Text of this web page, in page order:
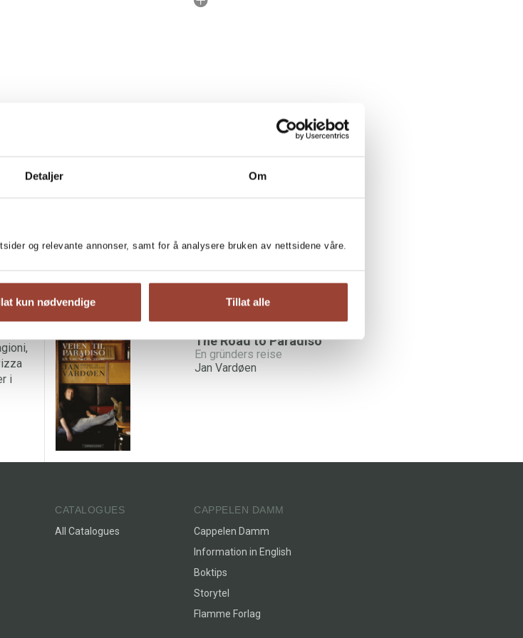
Detaljer Om
og relevante annonser, samt for å analysere bruken av nettsidene våre.
kun nødvendige Tillat alle
i
MORE BOOKS BY JAN VARDØEN:
The Road to Paradiso
En gründers reise
Jan Vardøen
CATALOGUES
All Catalogues
CAPPELEN DAMM
Cappelen Damm
Information in English
Boktips
Storytel
Flamme Forlag